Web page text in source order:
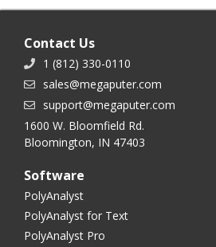
Contact Us
1 (812) 330-0110
sales@megaputer.com
support@megaputer.com
1600 W. Bloomfield Rd.
Bloomington, IN 47403
Software
PolyAnalyst
PolyAnalyst for Text
PolyAnalyst Pro